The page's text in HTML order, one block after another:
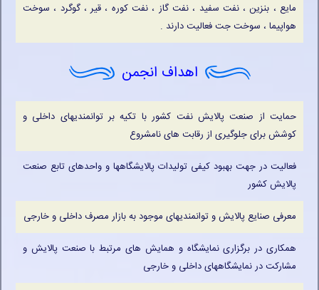
مایع ، بنزین ، نفت سفید ، نفت گاز ، نفت کوره ، قیر ، گوگرد ، سوخت
هواپیما ، سوخت جت فعالیت دارند .
اهداف انجمن
حمایت از صنعت پالایش نفت کشور با تکیه بر توانمندیهای داخلی و
کوشش برای جلوگیری از رقابت های نامشروع
فعالیت در جهت بهبود کیفی تولیدات پالایشگاهها و واحدهای تابع صنعت
پالایش کشور
معرفی صنایع پالایش و توانمندیهای موجود به بازار مصرف داخلی و خارجی
همکاری در برگزاری نمایشگاه و همایش های مرتبط با صنعت پالایش و
مشارکت در نمایشگاههای داخلی و خارجی